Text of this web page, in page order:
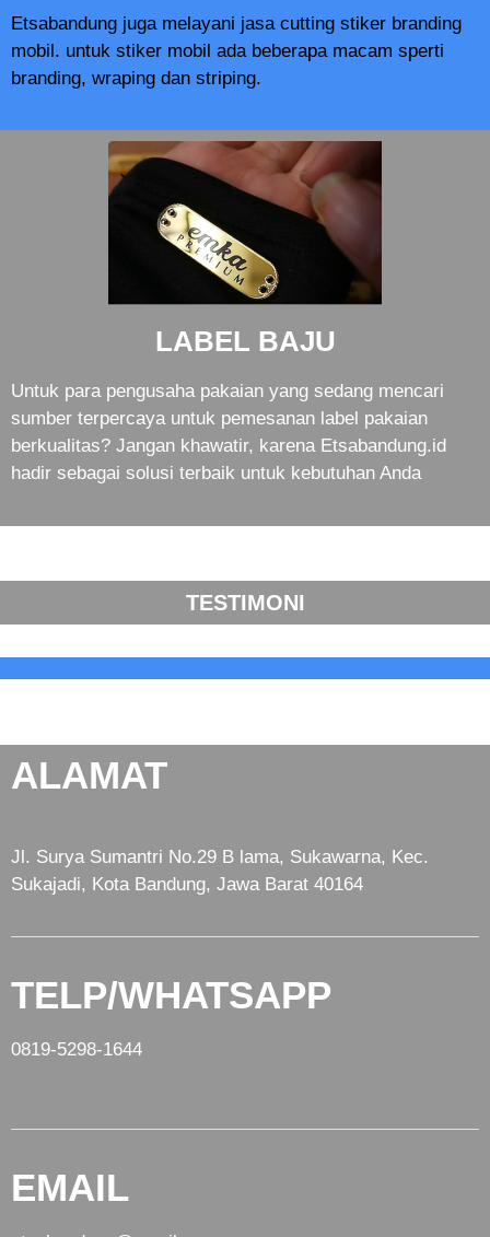
Etsabandung juga melayani jasa cutting stiker branding
mobil. untuk stiker mobil ada beberapa macam sperti
branding, wraping dan striping.
LABEL BAJU
Untuk para pengusaha pakaian yang sedang mencari
sumber terpercaya untuk pemesanan label pakaian
berkualitas? Jangan khawatir, karena Etsabandung.id
hadir sebagai solusi terbaik untuk kebutuhan Anda
TESTIMONI
ALAMAT
Jl. Surya Sumantri No.29 B lama, Sukawarna, Kec.
Sukajadi, Kota Bandung, Jawa Barat 40164
TELP/WHATSAPP
0819-5298-1644
EMAIL